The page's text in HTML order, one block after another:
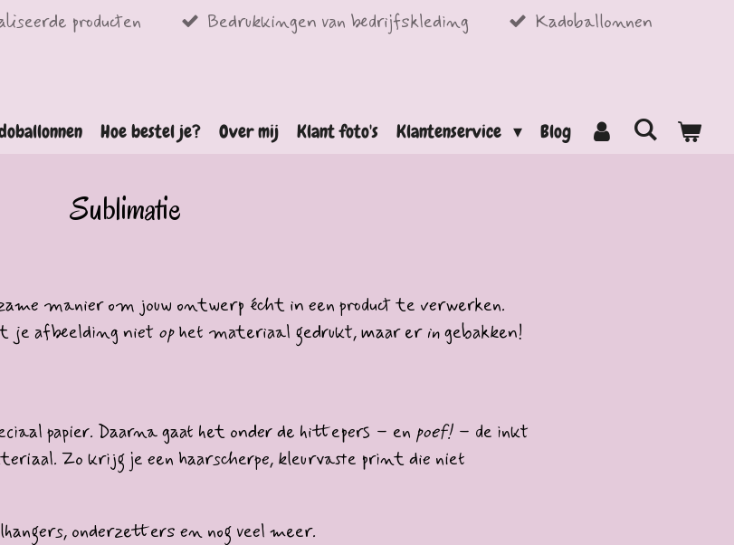
producten Bedrukkingen van bedrijfskleding Kadoballonnen
Hoe bestel je? Over mij Klant foto's Klantenservice Blog
Sublimatie
manier om jouw ontwerp écht in een product te verwerken.
je afbeelding niet ophet materiaal gedrukt, maar er ingebakken!
papier. Daarna gaat het onder de hittepers – en poef!– de inkt
Zo krijg je een haarscherpe, kleurvaste print die niet
onderzetters en nog veel meer.